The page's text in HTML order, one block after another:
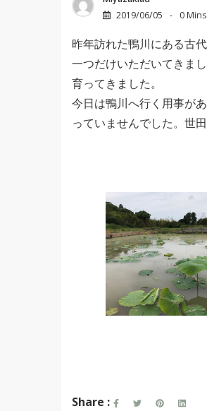
2019/06/05
0 Mins
昨年訪れた鴨川にある古
一つだけいただいてきま
育ってきました。
今日は鴨川へ行く用事が
っていませんでした。世
Share :